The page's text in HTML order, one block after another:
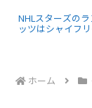
NHLスターズの
ッツはシャイフ
ホーム